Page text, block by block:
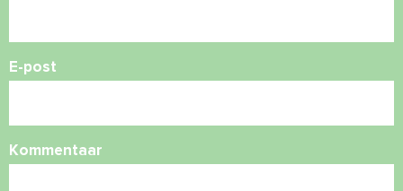
E-post
Kommentaar